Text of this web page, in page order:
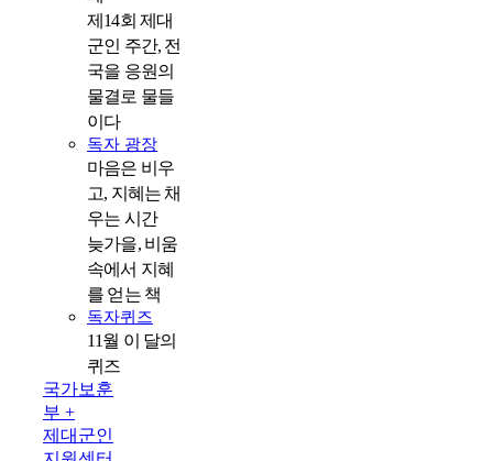
제14회 제대
군인 주간, 전
국을 응원의
물결로 물들
이다
독자 광장
마음은 비우
고, 지혜는 채
우는 시간
늦가을, 비움
속에서 지혜
를 얻는 책
독자퀴즈
11월 이 달의
퀴즈
국가보훈
부 +
제대군인